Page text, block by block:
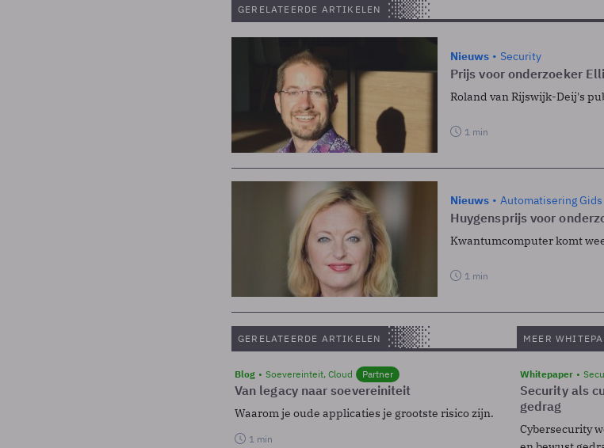
GERELATEERDE ARTIKELEN
Nieuws Security
Prijs voor onderzoeker
Roland van Rijswijk-Deij's
1 min
Nieuws Automatisering Gids
Huygensprijs voor
Kwantumcomputer komt
1 min
GERELATEERDE ARTIKELEN
Blog Soevereinteit, Cloud Partner
Van legacy naar soevereiniteit
Waarom je oude applicaties je grootste risico zijn.
1 min
MEER
Whitepaper
Security als
gedrag
Cybersecurity